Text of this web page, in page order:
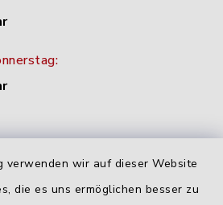
verwenden wir auf dieser Website
die es uns ermöglichen besser zu